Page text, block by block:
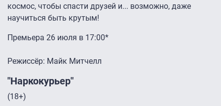
космос, чтобы спасти друзей и... возможно, даже
научиться быть крутым!
Премьера 26 июля в 17:00*
Режиссёр: Майк Митчелл
"Наркокурьер"
(18+)